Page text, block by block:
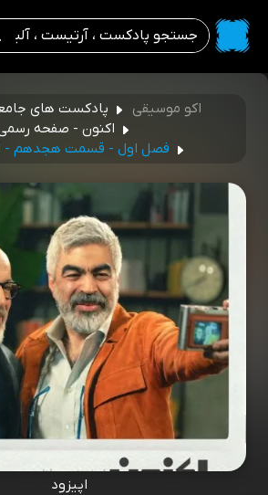
اکو موسیقی
پادکست های
اکنون - صفحه
فصل اول - قسمت هجدهم -
اپیزود